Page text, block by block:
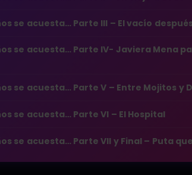
se acuesta… Parte III – El vacío
se acuesta… Parte IV- Javiera Mena
se acuesta… Parte V – Entre Mojitos y
se acuesta… Parte VI – El Hospital
se acuesta… Parte VII y Final – Puta